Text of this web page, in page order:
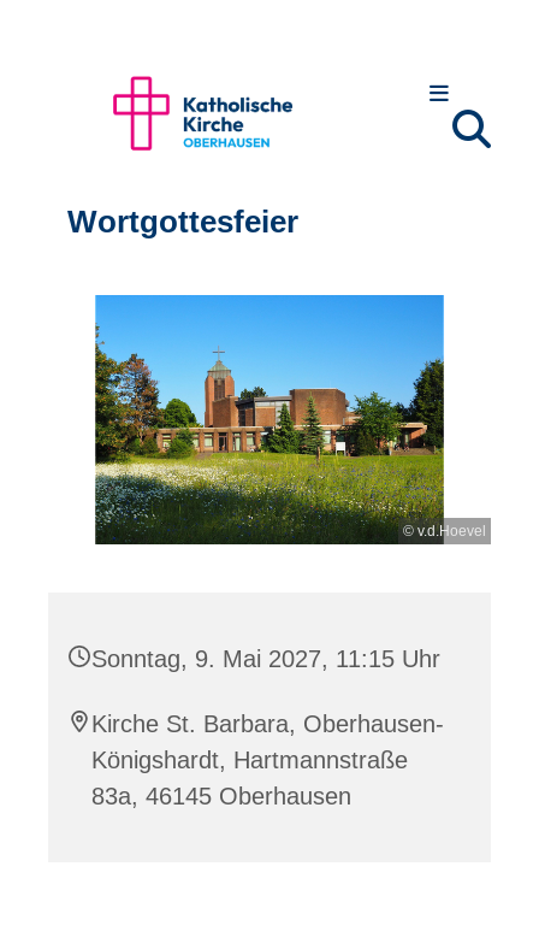
Wortgottesfeier
© v.d.Hoevel
Sonntag, 9. Mai 2027, 11:15 Uhr
Kirche St. Barbara, Oberhausen-
Königshardt, Hartmannstraße
83a, 46145 Oberhausen